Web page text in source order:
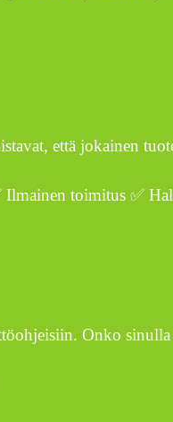
että jokainen
toimitus ✅
Onko